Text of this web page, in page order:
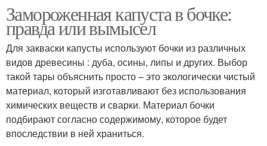
Замороженная капуста в бочке:
правда или вымысел
Для закваски капусты используют бочки из различных
видов древесины : дуба, осины, липы и других. Выбор
такой тары объяснить просто – это экологически чистый
материал, который изготавливают без использования
химических веществ и сварки. Материал бочки
подбирают согласно содержимому, которое будет
впоследствии в ней храниться.